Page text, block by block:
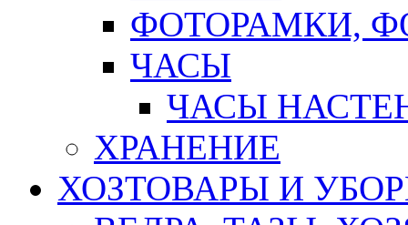
ФОТОРАМКИ,
ЧАСЫ
ЧАСЫ
ХРАНЕНИЕ
ХОЗТОВАРЫ И